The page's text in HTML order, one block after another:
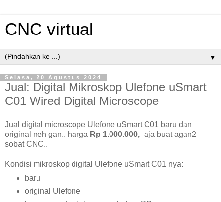
CNC virtual
▼
Selasa, 20 Agustus 2024
Jual: Digital Mikroskop Ulefone uSmart
C01 Wired Digital Microscope
Jual digital microscope Ulefone uSmart C01 baru dan
original neh gan.. harga Rp 1.000.000,- aja buat agan2
sobat CNC..
Kondisi mikroskop digital Ulefone uSmart C01 nya:
baru
original Ulefone